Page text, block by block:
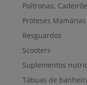
Poltronas,
Próteses Mamárias
Resguardos
Scooters
Suplementos
Tábuas de